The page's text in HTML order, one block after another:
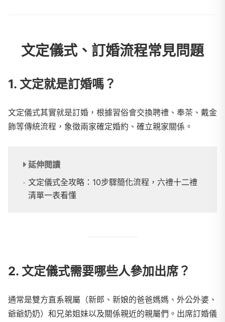
文定儀式、訂婚流程常見問題
1. 文定就是訂婚嗎？
文定儀式其實就是訂婚，根據習俗會交換聘禮、奉茶、戴金
飾等傳統流程，象徵兩家確定婚約、確立親家關係。
延伸閱讀
文定儀式全攻略：10步驟簡化流程，六禮十二禮
清單一表看懂
2. 文定儀式需要哪些人參加出席？
通常是雙方直系親屬（新郎、新娘的爸爸媽媽、外公外婆、
爺爺奶奶）和兄弟姐妹以及關係親近的親屬們。出席訂婚儀